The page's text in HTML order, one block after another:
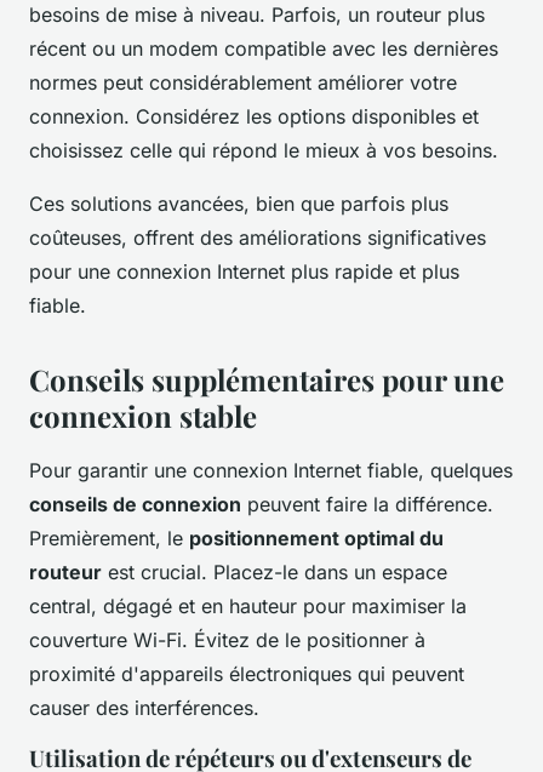
besoins de mise à niveau. Parfois, un routeur plus
récent ou un modem compatible avec les dernières
normes peut considérablement améliorer votre
connexion. Considérez les options disponibles et
choisissez celle qui répond le mieux à vos besoins.
Ces solutions avancées, bien que parfois plus
coûteuses, offrent des améliorations significatives
pour une connexion Internet plus rapide et plus
fiable.
Conseils supplémentaires pour une
connexion stable
Pour garantir une connexion Internet fiable, quelques
conseils de connexion peuvent faire la différence.
Premièrement, le positionnement optimal du
routeur est crucial. Placez-le dans un espace
central, dégagé et en hauteur pour maximiser la
couverture Wi-Fi. Évitez de le positionner à
proximité d'appareils électroniques qui peuvent
causer des interférences.
Utilisation de répéteurs ou d'extenseurs de